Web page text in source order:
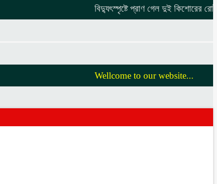
বিদ্যুৎস্পৃষ্টে প্রাণ গেল দুই কিশোরের রোটারী
Wellcome to our website...